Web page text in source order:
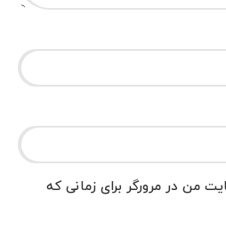
من در مرورگر برای زمانی که